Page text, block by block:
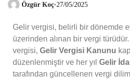
Özgür Koç•27/05/2025
Gelir vergisi, belirli bir dönemde
üzerinden alınan bir vergi
vergisi, Gelir Vergisi Kanunu
düzenlenmiştir ve her yıl Gelir
tarafından güncellenen vergi